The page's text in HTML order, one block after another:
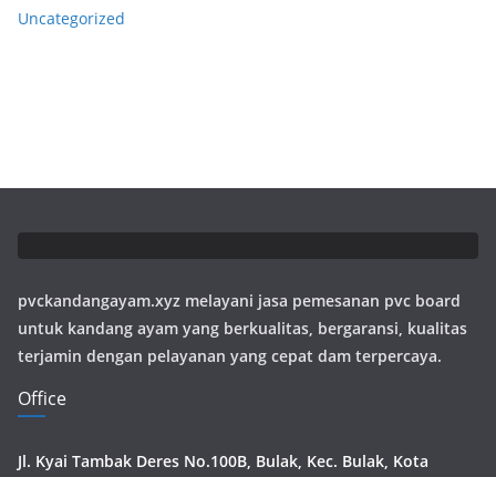
Uncategorized
pvckandangayam.xyz melayani jasa pemesanan pvc board
untuk kandang ayam yang berkualitas, bergaransi, kualitas
terjamin dengan pelayanan yang cepat dam terpercaya.
Office
Jl. Kyai Tambak Deres No.100B, Bulak, Kec. Bulak, Kota